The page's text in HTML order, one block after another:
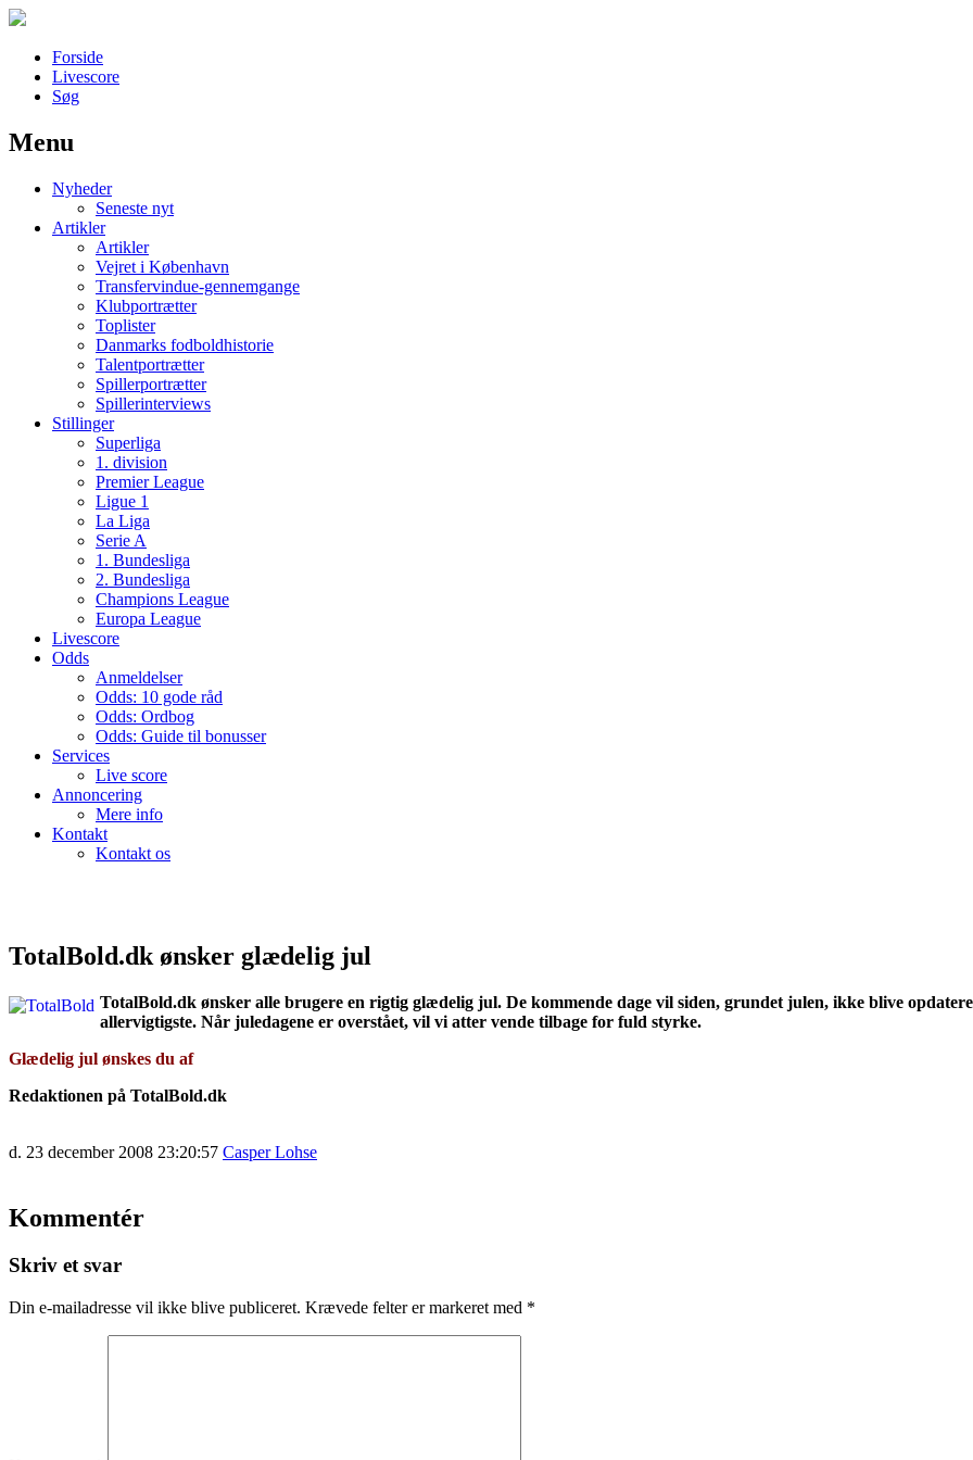
Forside
Livescore
Søg
Наши партнеры
лучшие займы
Menu
Nyheder
Seneste nyt
Artikler
Artikler
Vejret i København
Transfervindue-gennemgange
Klubportrætter
Toplister
Danmarks fodboldhistorie
Talentportrætter
Spillerportrætter
Spillerinterviews
Stillinger
Superliga
1. division
Premier League
Ligue 1
La Liga
Serie A
1. Bundesliga
2. Bundesliga
Champions League
Europa League
Livescore
Odds
Anmeldelser
Odds: 10 gode råd
Odds: Ordbog
Odds: Guide til bonusser
Services
Live score
Annoncering
Mere info
Kontakt
Kontakt os
TotalBold.dk ønsker glædelig jul
TotalBold.dk ønsker alle brugere en rigtig glædelig jul. De kommende dage vil siden, grundet julen, ikke blive
allervigtigste. Når juledagene er overstået, vil vi atter vende tilbage for fuld styrke.
Glædelig jul ønskes du af
Redaktionen på TotalBold.dk
d. 23 december 2008 23:20:57 Casper Lohse
Kommentér
Skriv et svar
Din e-mailadresse vil ikke blive publiceret. Krævede felter er markeret med *